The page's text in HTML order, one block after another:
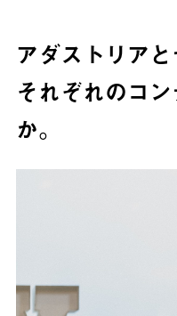
サス
アダストリアと
それぞれのコ
か。